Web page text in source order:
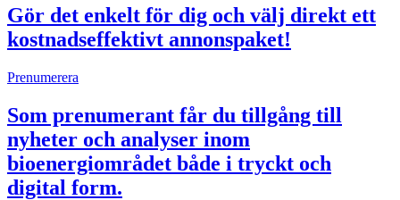
Gör det enkelt för dig och välj direkt ett
kostnadseffektivt annonspaket!
Prenumerera
Som prenumerant får du tillgång till
nyheter och analyser inom
bioenergiområdet både i tryckt och
digital form.